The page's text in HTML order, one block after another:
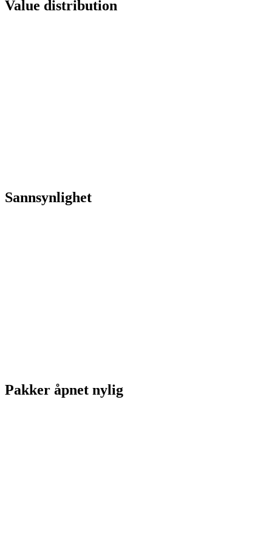
Value distribution
Sannsynlighet
Pakker åpnet nylig